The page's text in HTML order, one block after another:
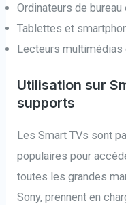
Ordinateurs de
Tablettes et
Lecteurs multimédias
Utilisation sur
supports
Les Smart TVs sont
populaires pour
toutes les grandes
Sony, prennent en